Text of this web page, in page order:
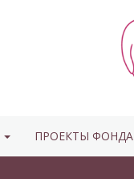
ПРОЕКТЫ ФОНДА